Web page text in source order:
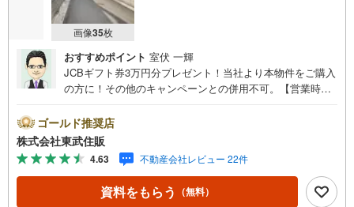
画像35枚
おすすめポイント 室伏 一輝
JCBギフト券3万円分プレゼント！当社より本物件をご購入
の方に！その他のキャンペーンとの併用不可。【営業時
がスムーズです。住み替えをご希望の方は自社買取保証付
売却プランがございます。お気軽にお問い合わせくださ
い。●東松山駅徒歩20分●建築条件なし●住環境良好●本下水
◇当社の強みは（1）リフォーム（当社でも再販事業を行っ
ている為、お客様に最適なプランをご提供できます。）
（2）注文住宅のご紹介（提携ハウスメーカー7社を保有し
ゴールド推奨店
株式会社東武住販
4.63 不動産会社レビュー 22件
資料をもらう （無料）